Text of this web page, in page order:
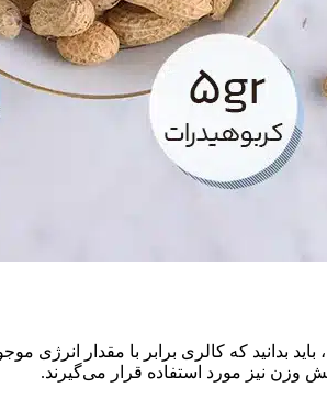
بدانید که کالری برابر با مقدار انرژی
وزن نیز مورد استفاده قرار می‌گیرند.